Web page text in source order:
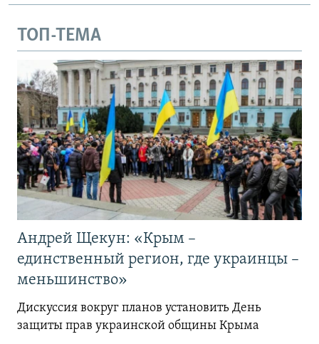
ТОП-ТЕМА
Андрей Щекун: «Крым –
единственный регион, где украинцы –
меньшинство»
Дискуссия вокруг планов установить День
защиты прав украинской общины Крыма